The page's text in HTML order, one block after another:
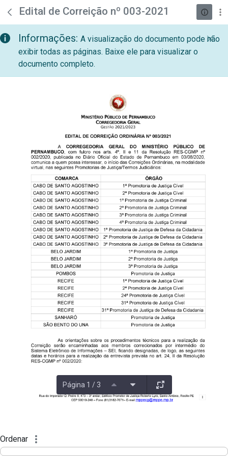
Pular para o Conteúdo principal
teste descricao
Edital de Correição nº 003-2021
Informações: A visualização do documento pode não
exibir todas as páginas. Baixe ele para visualizar o
documento completo.
Página 1 / 3
Ordenar